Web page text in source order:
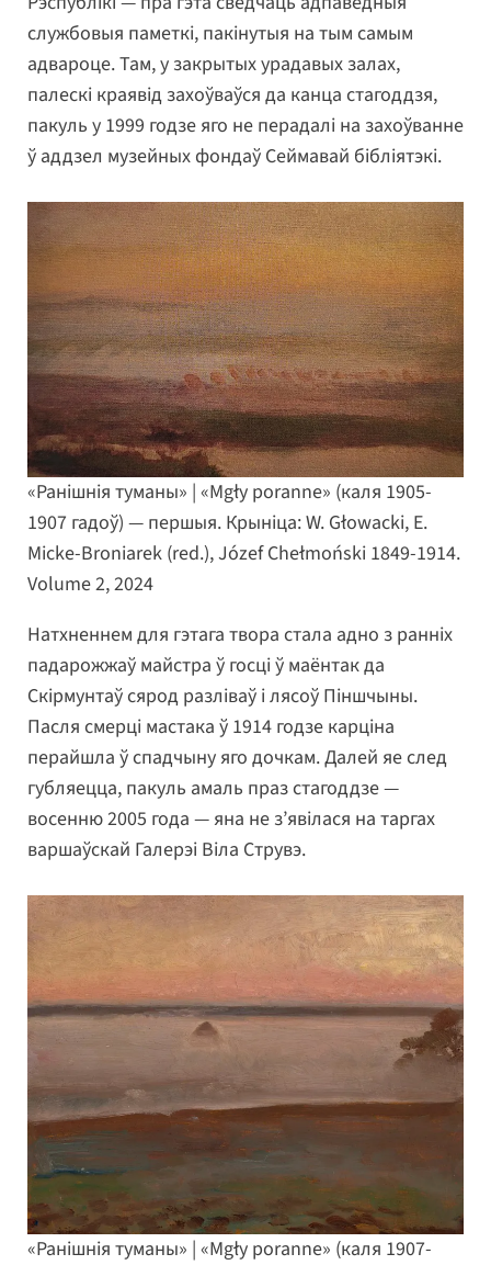
службовыя паметкі, пакінутыя на тым самым
адвароце. Там, у закрытых урадавых залах,
палескі краявід захоўваўся да канца стагоддзя,
пакуль у 1999 годзе яго не перадалі на захоўванне
ў аддзел музейных фондаў Сеймавай бібліятэкі.
«Ранішнія туманы» | «Mgły poranne» (каля 1905-
1907 гадоў) — першыя. Крыніца: W. Głowacki, E.
Micke-Broniarek (red.), Józef Chełmoński 1849-1914.
Volume 2, 2024
Натхненнем для гэтага твора стала адно з ранніх
падарожжаў майстра ў госці ў маёнтак да
Скірмунтаў сярод разліваў і лясоў Піншчыны.
Пасля смерці мастака ў 1914 годзе карціна
перайшла ў спадчыну яго дочкам. Далей яе след
губляецца, пакуль амаль праз стагоддзе —
восенню 2005 года — яна не з’явілася на таргах
варшаўскай Галерэі Віла Струвэ.
«Ранішнія туманы» | «Mgły poranne» (каля 1907-